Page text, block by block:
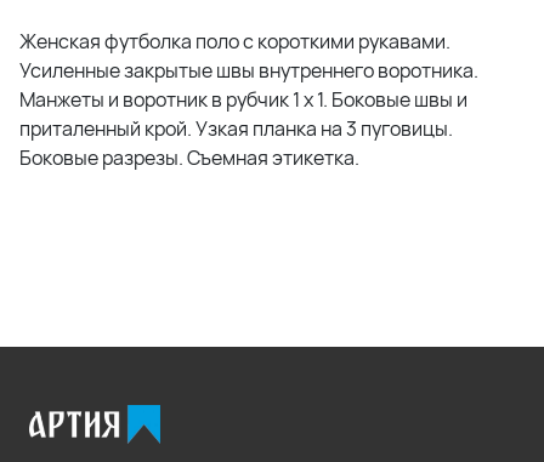
Женская футболка поло с короткими рукавами.
Усиленные закрытые швы внутреннего воротника.
Манжеты и воротник в рубчик 1 x 1. Боковые швы и
приталенный крой. Узкая планка на 3 пуговицы.
Боковые разрезы. Съемная этикетка.